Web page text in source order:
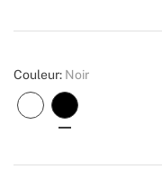
Create
Couleur: Noir